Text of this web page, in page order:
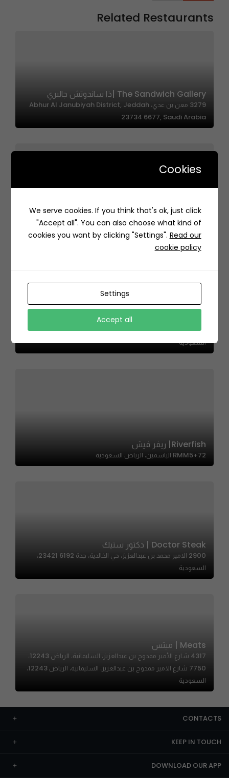
Related Restaurants
The Sandwich Gallery |ذا ساندوتش جاليري
3279 معن بن عدي، Abhur Al Janubiyah District, Jeddah
23734 6677, Saudi Arabia
6533 طريق الملك عبدالعزيز، حي المصيف، الرياض 12465 2655،
السعودية
Riverfish| ريفر فيش
RMM5+72 الياسمين، الرياض السعودية
Doctor Steak | دكتور ستيك
2900 الامير محمد بن عبدالعزيز، حي الخالدية، جدة 23421 6192،
السعودية
Meats | ميتس
4317 شارع الأمير ممدوح بن عبدالعزيز، السليمانية، الرياض 12243،
7750 شارع الامير ممدوح بن عبدالعزيز، السليمانية، الرياض 12243،
السعودية
CONTACTS
KEEP IN TOUCH
DOWNLOAD OUR APP
Cookies
We serve cookies. If you think that's ok, just click
"Accept all". You can also choose what kind of
cookies you want by clicking "Settings". Read our
cookie policy
Settings
Accept all